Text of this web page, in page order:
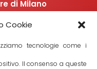
Cookie
tecnologie come i
Il consenso a queste
di Milano